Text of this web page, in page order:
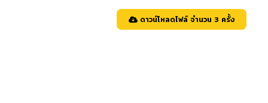
ดาวน์โหลดไฟล์ จำนวน 3 ครั้ง